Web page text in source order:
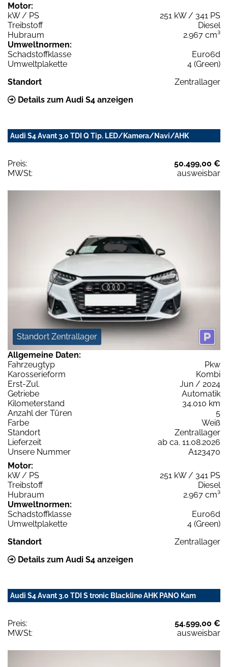
Motor:
kW / PS
251 kW / 341 PS
Treibstoff
Diesel
Hubraum
2.967 cm³
Umweltnormen:
Schadstoffklasse
Euro6d
Umweltplakette
4 (Green)
Standort
Zentrallager
Details zum Audi S4 anzeigen
Audi S4 Avant 3.0 TDI Q Tip. LED/Kamera/Navi/AHK
Preis:
50.499,00 €
MWSt:
ausweisbar
Standort Zentrallager
Allgemeine Daten:
Fahrzeugtyp
Pkw
Karosserieform
Kombi
Erst-Zul.
Jun / 2024
Getriebe
Automatik
Kilometerstand
34.010 km
Anzahl der Türen
5
Farbe
Weiß
Standort
Zentrallager
Lieferzeit
ab ca. 11.08.2026
Unsere Nummer
A123470
Motor:
kW / PS
251 kW / 341 PS
Treibstoff
Diesel
Hubraum
2.967 cm³
Umweltnormen:
Schadstoffklasse
Euro6d
Umweltplakette
4 (Green)
Standort
Zentrallager
Details zum Audi S4 anzeigen
Audi S4 Avant 3.0 TDI S tronic Blackline AHK PANO Kam
Preis:
54.599,00 €
MWSt:
ausweisbar